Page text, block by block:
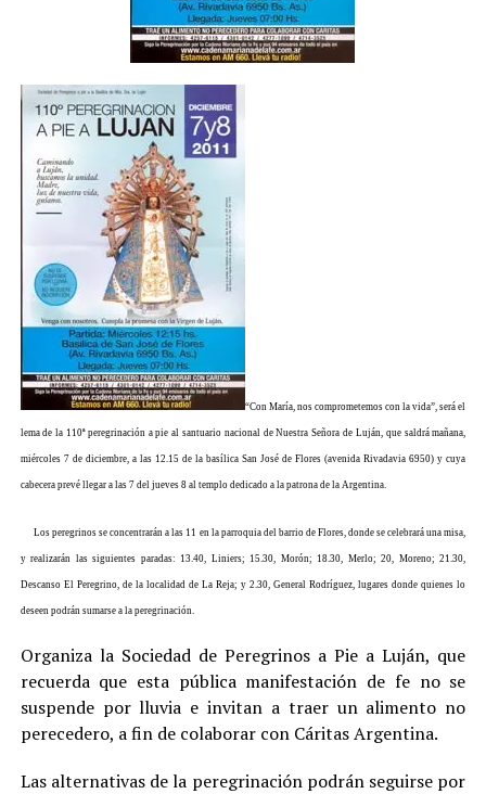
“Con María, nos comprometemos con la vida”, será el
lema de la 110ª peregrinación a pie al santuario nacional de Nuestra Señora de Luján, que saldrá mañana,
miércoles 7 de diciembre, a las 12.15 de la basílica San José de Flores (avenida Rivadavia 6950) y cuya
cabecera prevé llegar a las 7 del jueves 8 al templo dedicado a la patrona de la Argentina.
Los peregrinos se concentrarán a las 11 en la parroquia del barrio de Flores, donde se celebrará una misa,
y realizarán las siguientes paradas: 13.40, Liniers; 15.30, Morón; 18.30, Merlo; 20, Moreno; 21.30,
Descanso El Peregrino, de la localidad de La Reja; y 2.30, General Rodríguez, lugares donde quienes lo
deseen podrán sumarse a la peregrinación.
Organiza la Sociedad de Peregrinos a Pie a Luján, que
recuerda que esta pública manifestación de fe no se
suspende por lluvia e invitan a traer un alimento no
perecedero, a fin de colaborar con Cáritas Argentina.
Las alternativas de la peregrinación podrán seguirse por